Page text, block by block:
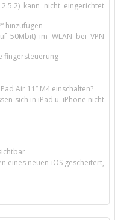
kann nicht eingerichtet
hinzufügen
50Mbit) im WLAN bei VPN
fingersteuerung
Air 11’’ M4 einschalten?
sich in iPad u. iPhone nicht
eines neuen iOS gescheitert,